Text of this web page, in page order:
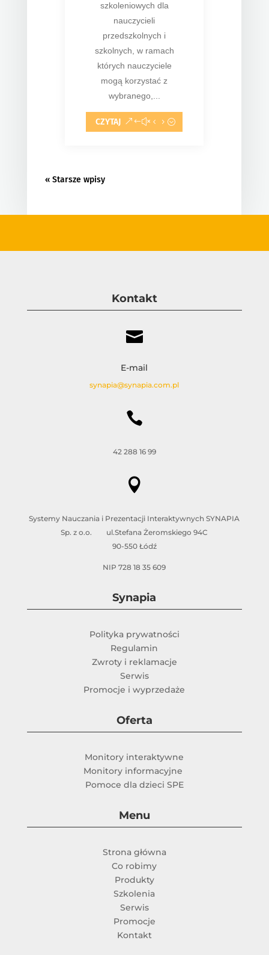
szkoleniowych dla
nauczycieli
przedszkolnych i
szkolnych, w ramach
których nauczyciele
mogą korzystać z
wybranego,...
CZYTAJ
« Starsze wpisy
Kontakt

E-mail
synapia@synapia.com.pl

42 288 16 99

Systemy Nauczania i Prezentacji Interaktywnych SYNAPIA
Sp. z o.o. ul.Stefana Żeromskiego 94C
90-550 Łódź
NIP 728 18 35 609
Synapia
Polityka prywatności
Regulamin
Zwroty i reklamacje
Serwis
Promocje i wyprzedaże
Oferta
Monitory interaktywne
Monitory informacyjne
Pomoce dla dzieci SPE
Menu
Strona główna
Co robimy
Produkty
Szkolenia
Serwis
Promocje
Kontakt